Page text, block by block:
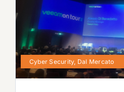
Cyber Security, Dal Mercato